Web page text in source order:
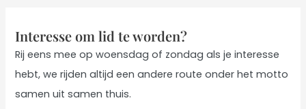
g
o
r
i
Interesse om lid te worden?
Rij eens mee op woensdag of zondag als je interesse
hebt, we rijden altijd een andere route onder het motto
samen uit samen thuis.